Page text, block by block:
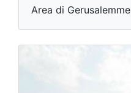
Area di Gerusalemme